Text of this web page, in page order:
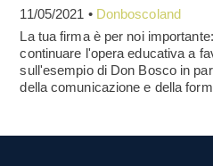
11/05/2021 • Donboscoland
La tua firma è per noi
continuare l'opera educativa a
sull'esempio di Don Bosco in
della comunicazione e della